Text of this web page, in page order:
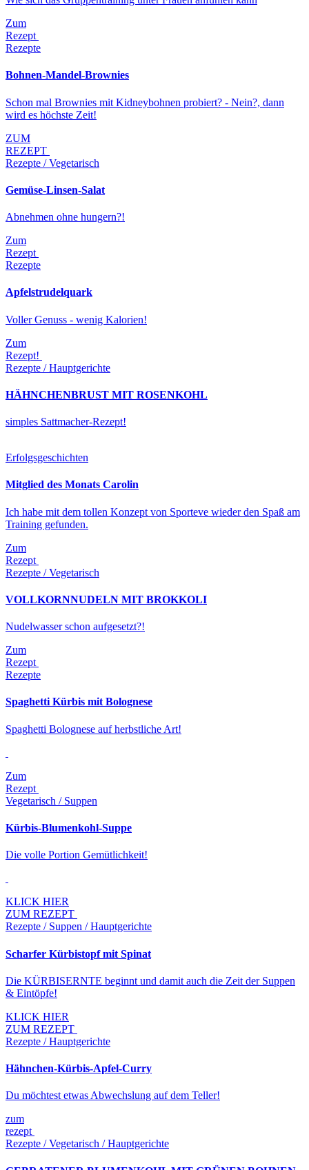
Zum
Rezept
Rezepte
Bohnen-Mandel-Brownies
Schon mal Brownies mit Kidneybohnen probiert? - Nein?, dann
wird es höchste Zeit!
ZUM
REZEPT
Rezepte / Vegetarisch
Gemüse-Linsen-Salat
Abnehmen ohne hungern?!
Zum
Rezept
Rezepte
Apfelstrudelquark
Voller Genuss - wenig Kalorien!
Zum
Rezept!
Rezepte / Hauptgerichte
HÄHNCHENBRUST MIT ROSENKOHL
simples Sattmacher-Rezept!
Erfolgsgeschichten
Mitglied des Monats Carolin
Ich habe mit dem tollen Konzept von Sporteve wieder den Spaß am
Training gefunden.
Zum
Rezept
Rezepte / Vegetarisch
VOLLKORNNUDELN MIT BROKKOLI
Nudelwasser schon aufgesetzt?!
Zum
Rezept
Rezepte
Spaghetti Kürbis mit Bolognese
Spaghetti Bolognese auf herbstliche Art!
Zum
Rezept
Vegetarisch / Suppen
Kürbis-Blumenkohl-Suppe
Die volle Portion Gemütlichkeit!
KLICK HIER
ZUM REZEPT
Rezepte / Suppen / Hauptgerichte
Scharfer Kürbistopf mit Spinat
Die KÜRBISERNTE beginnt und damit auch die Zeit der Suppen
& Eintöpfe!
KLICK HIER
ZUM REZEPT
Rezepte / Hauptgerichte
Hähnchen-Kürbis-Apfel-Curry
Du möchtest etwas Abwechslung auf dem Teller!
zum
rezept
Rezepte / Vegetarisch / Hauptgerichte